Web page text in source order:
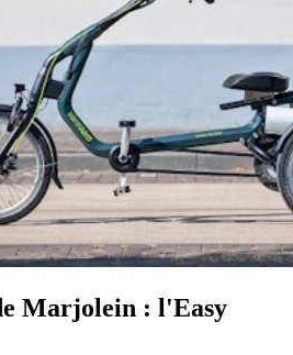
Marjolein : l'Easy